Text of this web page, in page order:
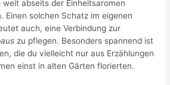
abseits der Einheitsaromen
Einen solchen Schatz im eigenen
auch, eine Verbindung zur
zu pflegen. Besonders spannend ist
die du vielleicht nur aus Erzählungen
einst in alten Gärten florierten.